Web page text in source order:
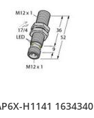
H1141 1634340